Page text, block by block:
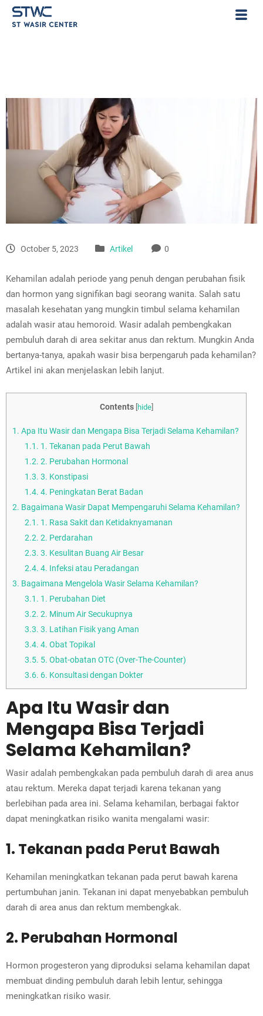
October 5, 2023 Artikel 0
Kehamilan adalah periode yang penuh dengan perubahan fisik
dan hormon yang signifikan bagi seorang wanita. Salah satu
masalah kesehatan yang mungkin timbul selama kehamilan
adalah wasir atau hemoroid. Wasir adalah pembengkakan
pembuluh darah di area sekitar anus dan rektum. Mungkin Anda
bertanya-tanya, apakah wasir bisa berpengaruh pada kehamilan?
Artikel ini akan menjelaskan lebih lanjut.
Contents hide]
1. Apa Itu Wasir dan Mengapa Bisa Terjadi Selama Kehamilan?
1.1. 1. Tekanan pada Perut Bawah
1.2. 2. Perubahan Hormonal
1.3. 3. Konstipasi
1.4. 4. Peningkatan Berat Badan
2. Bagaimana Wasir Dapat Mempengaruhi Selama Kehamilan?
2.1. 1. Rasa Sakit dan Ketidaknyamanan
2.2. 2. Perdarahan
2.3. 3. Kesulitan Buang Air Besar
2.4. 4. Infeksi atau Peradangan
3. Bagaimana Mengelola Wasir Selama Kehamilan?
3.1. 1. Perubahan Diet
3.2. 2. Minum Air Secukupnya
3.3. 3. Latihan Fisik yang Aman
3.4. 4. Obat Topikal
3.5. 5. Obat-obatan OTC (Over-The-Counter)
3.6. 6. Konsultasi dengan Dokter
Apa Itu Wasir dan
Mengapa Bisa Terjadi
Selama Kehamilan?
Wasir adalah pembengkakan pada pembuluh darah di area anus
atau rektum. Mereka dapat terjadi karena tekanan yang
berlebihan pada area ini. Selama kehamilan, berbagai faktor
dapat meningkatkan risiko wanita mengalami wasir:
1. Tekanan pada Perut Bawah
Kehamilan meningkatkan tekanan pada perut bawah karena
pertumbuhan janin. Tekanan ini dapat menyebabkan pembuluh
darah di area anus dan rektum membengkak.
2. Perubahan Hormonal
Hormon progesteron yang diproduksi selama kehamilan dapat
membuat dinding pembuluh darah lebih lentur, sehingga
meningkatkan risiko wasir.